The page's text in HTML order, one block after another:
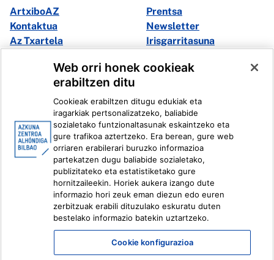
ArtxiboAZ
Prentsa
Kontaktua
Newsletter
Az Txartela
Irisgarritasuna
Instagram
Youtube
Linkedin
Ivoox
Lege informazioa Barneko Informazio Sistema
Web orri honek cookieak
erabiltzen ditu
Cookieak erabiltzen ditugu edukiak eta
iragarkiak pertsonalizatzeko, baliabide
sozialetako funtzionaltasunak eskaintzeko eta
gure trafikoa aztertzeko. Era berean, gure web
orriaren erabilerari buruzko informazioa
partekatzen dugu baliabide sozialetako,
publizitateko eta estatistiketako gure
hornitzaileekin. Horiek aukera izango dute
informazio hori zeuk eman diezun edo euren
zerbitzuak erabili dituzulako eskuratu duten
bestelako informazio batekin uztartzeko.
Cookie konfigurazioa